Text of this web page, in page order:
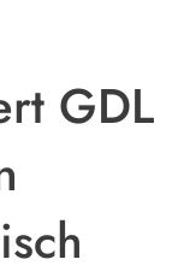
GDL